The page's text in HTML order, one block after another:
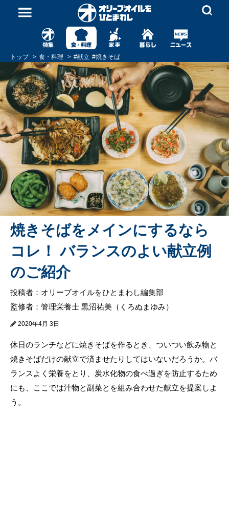
トップ 食・料理 #献立 #焼きそば
焼きそばをメインにするなら
コレ！ バランスのよい献立例
のご紹介
投稿者：オリーブオイルをひとまわし編集部
監修者：管理栄養士 黒沼祐美（くろぬまゆみ）
2020年4月 3日
休日のランチなどに焼きそばを作るとき、ついつい飲み物と
焼きそばだけの献立で済ませたりしてはいないだろうか。バ
ランスよく栄養をとり、炭水化物の食べ過ぎを防止するため
にも、ここでは汁物と副菜とを組み合わせた献立を提案しよ
う。